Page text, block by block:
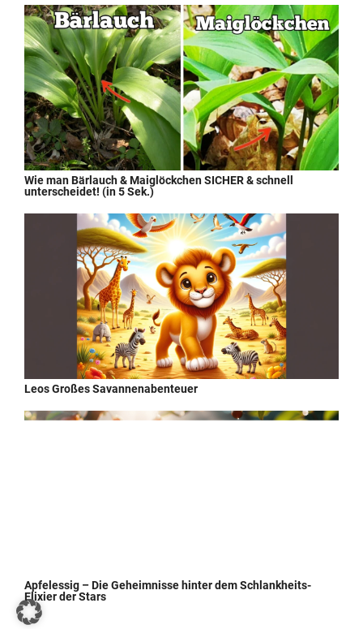
Wie man Bärlauch & Maiglöckchen SICHER & schnell
unterscheidet! (in 5 Sek.)
Leos Großes Savannenabenteuer
Apfelessig – Die Geheimnisse hinter dem Schlankheits-
Elixier der Stars